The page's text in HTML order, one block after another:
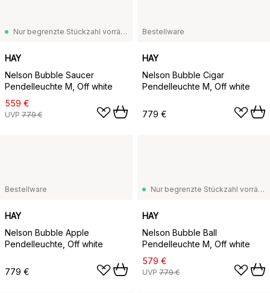
Nur begrenzte Stückzahl vorrätig
HAY
Nelson Bubble Saucer
Pendelleuchte M, Off white
559 €
UVP 779 €
Bestellware
HAY
Nelson Bubble Cigar
Pendelleuchte M, Off white
779 €
Bestellware
HAY
Nelson Bubble Apple
Pendelleuchte, Off white
779 €
Nur begrenzte Stückzahl vorrätig
HAY
Nelson Bubble Ball
Pendelleuchte M, Off white
579 €
UVP 779 €